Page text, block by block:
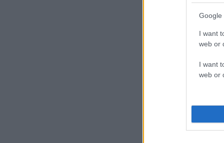
Google
I want
web or
I want
web or